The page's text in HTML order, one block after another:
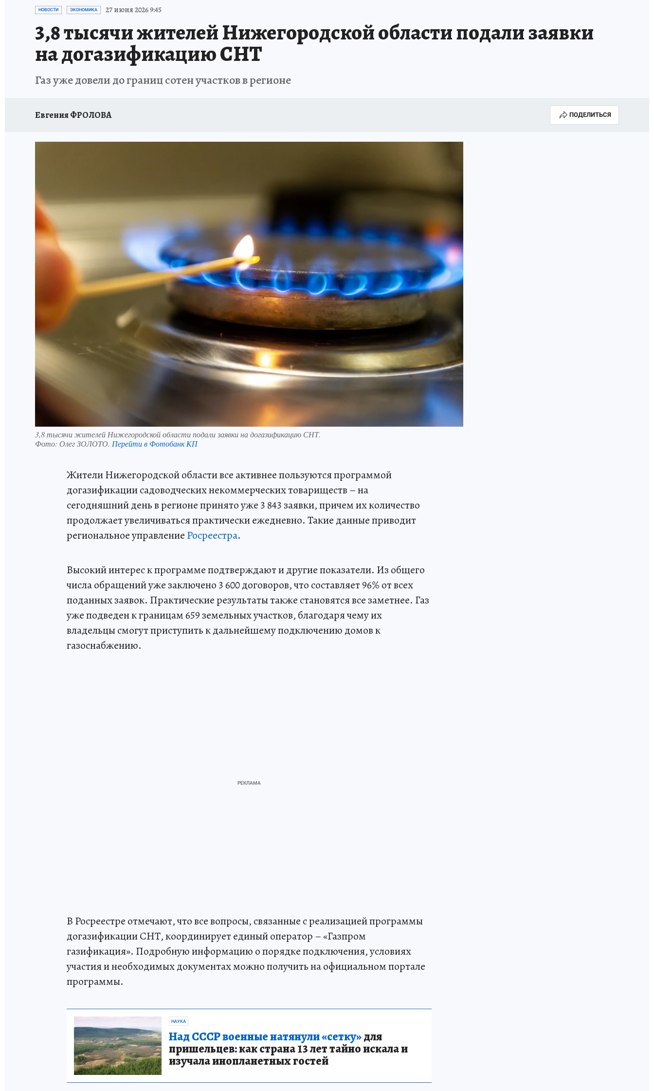
ИСПЫТАНО НА СЕБЕ
НОВОСТИ ЭКОНОМИКА 27 июня 2026 9:45
3,8 тысячи жителей Нижегородской области подали заявки
на догазификацию СНТ
Газ уже довели до границ сотен участков в регионе
Евгения ФРОЛОВА ПОДЕЛИТЬСЯ
3,8 тысячи жителей Нижегородской области подали заявки на догазификацию СНТ.
Фото: Олег ЗОЛОТО. Перейти в Фотобанк КП
Жители Нижегородской области все активнее пользуются программой
догазификации садоводческих некоммерческих товариществ – на
сегодняшний день в регионе принято уже 3 843 заявки, причем их количество
продолжает увеличиваться практически ежедневно. Такие данные приводит
региональное управление Росреестра.
Высокий интерес к программе подтверждают и другие показатели. Из общего
числа обращений уже заключено 3 600 договоров, что составляет 96% от всех
поданных заявок. Практические результаты также становятся все заметнее. Газ
уже подведен к границам 659 земельных участков, благодаря чему их
владельцы смогут приступить к дальнейшему подключению домов к
газоснабжению.
В Росреестре отмечают, что все вопросы, связанные с реализацией программы
догазификации СНТ, координирует единый оператор – «Газпром
газификация». Подробную информацию о порядке подключения, условиях
участия и необходимых документах можно получить на официальном портале
программы.
НАУКА
Над СССР военные натянули «сетку»для
пришельцев: как страна 13 лет тайно искала и
изучала инопланетных гостей